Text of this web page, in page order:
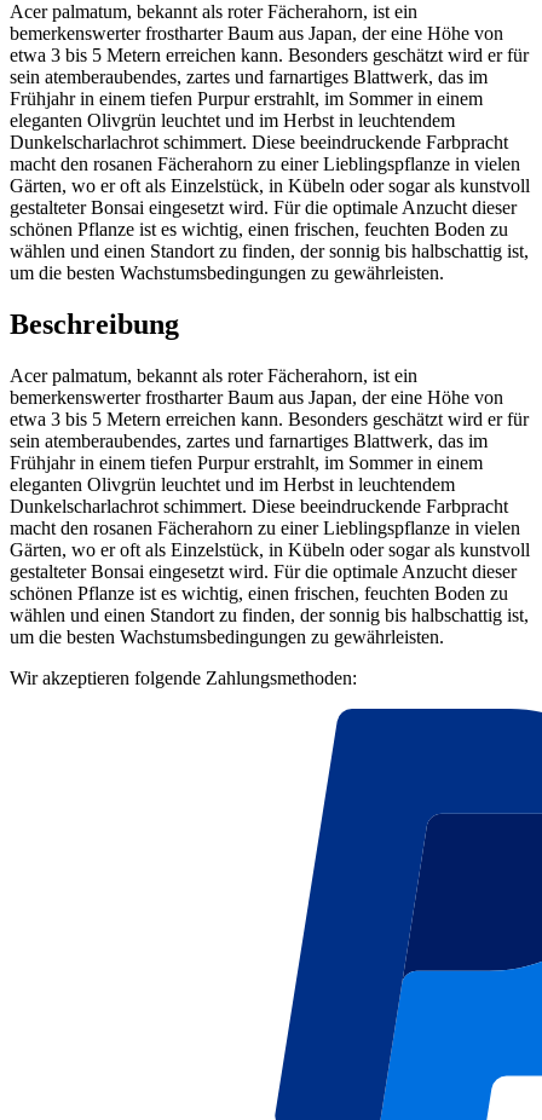
Acer palmatum, bekannt als roter Fächerahorn, ist ein
bemerkenswerter frostharter Baum aus Japan, der eine Höhe von
etwa 3 bis 5 Metern erreichen kann. Besonders geschätzt wird er für
sein atemberaubendes, zartes und farnartiges Blattwerk, das im
Frühjahr in einem tiefen Purpur erstrahlt, im Sommer in einem
eleganten Olivgrün leuchtet und im Herbst in leuchtendem
Dunkelscharlachrot schimmert. Diese beeindruckende Farbpracht
macht den rosanen Fächerahorn zu einer Lieblingspflanze in vielen
Gärten, wo er oft als Einzelstück, in Kübeln oder sogar als kunstvoll
gestalteter Bonsai eingesetzt wird. Für die optimale Anzucht dieser
schönen Pflanze ist es wichtig, einen frischen, feuchten Boden zu
wählen und einen Standort zu finden, der sonnig bis halbschattig ist,
um die besten Wachstumsbedingungen zu gewährleisten.
Beschreibung
Acer palmatum, bekannt als roter Fächerahorn, ist ein
bemerkenswerter frostharter Baum aus Japan, der eine Höhe von
etwa 3 bis 5 Metern erreichen kann. Besonders geschätzt wird er für
sein atemberaubendes, zartes und farnartiges Blattwerk, das im
Frühjahr in einem tiefen Purpur erstrahlt, im Sommer in einem
eleganten Olivgrün leuchtet und im Herbst in leuchtendem
Dunkelscharlachrot schimmert. Diese beeindruckende Farbpracht
macht den rosanen Fächerahorn zu einer Lieblingspflanze in vielen
Gärten, wo er oft als Einzelstück, in Kübeln oder sogar als kunstvoll
gestalteter Bonsai eingesetzt wird. Für die optimale Anzucht dieser
schönen Pflanze ist es wichtig, einen frischen, feuchten Boden zu
wählen und einen Standort zu finden, der sonnig bis halbschattig ist,
um die besten Wachstumsbedingungen zu gewährleisten.
Wir akzeptieren folgende Zahlungsmethoden: